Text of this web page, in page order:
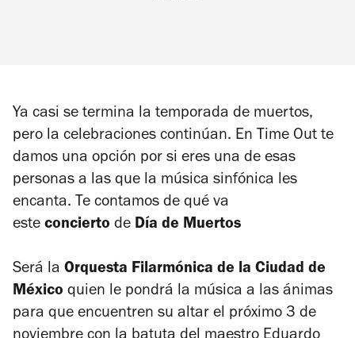
Ya casi se termina la temporada de muertos,
pero la celebraciones continúan. En Time Out te
damos una opción por si eres una de esas
personas a las que la música sinfónica les
encanta. Te contamos de qué va
este concierto de Día de Muertos
Será la Orquesta Filarmónica de la Ciudad de
México quien le pondrá la música a las ánimas
para que encuentren su altar el próximo 3 de